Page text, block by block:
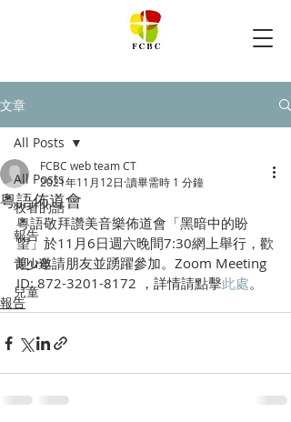
文章
All Posts
牧者的話
報告
青少年
兒童
All Posts
粵語佈道會
FCBC web team CT
2021年11月12日 讀畢需時 1 分鐘
粵語敬拜讚美音樂佈道會「黑暗中的盼
望」於11月6日週六晚間7:30網上舉行，歡
迎u邀請朋友並踴躍參加。Zoom Meeting
ID: 872-3201-8172 ，詳情請點擊此處。
報告